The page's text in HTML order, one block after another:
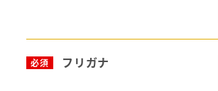
必須 フリガナ